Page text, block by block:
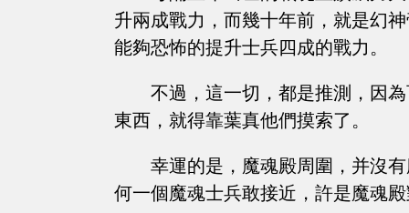
升兩成戰力，而幾十年前，就是幻
能夠恐怖的提升士兵四成的戰力。
不過，這一切，都是推測，因
東西，就得靠葉真他們摸索了。
幸運的是，魔魂殿周圍，并沒
何一個魔魂士兵敢接近，許是魔魂